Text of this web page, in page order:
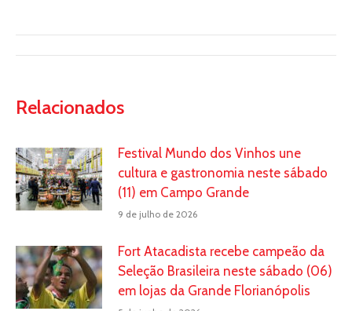
Relacionados
Festival Mundo dos Vinhos une
cultura e gastronomia neste sábado
(11) em Campo Grande
9 de julho de 2026
Fort Atacadista recebe campeão da
Seleção Brasileira neste sábado (06)
em lojas da Grande Florianópolis